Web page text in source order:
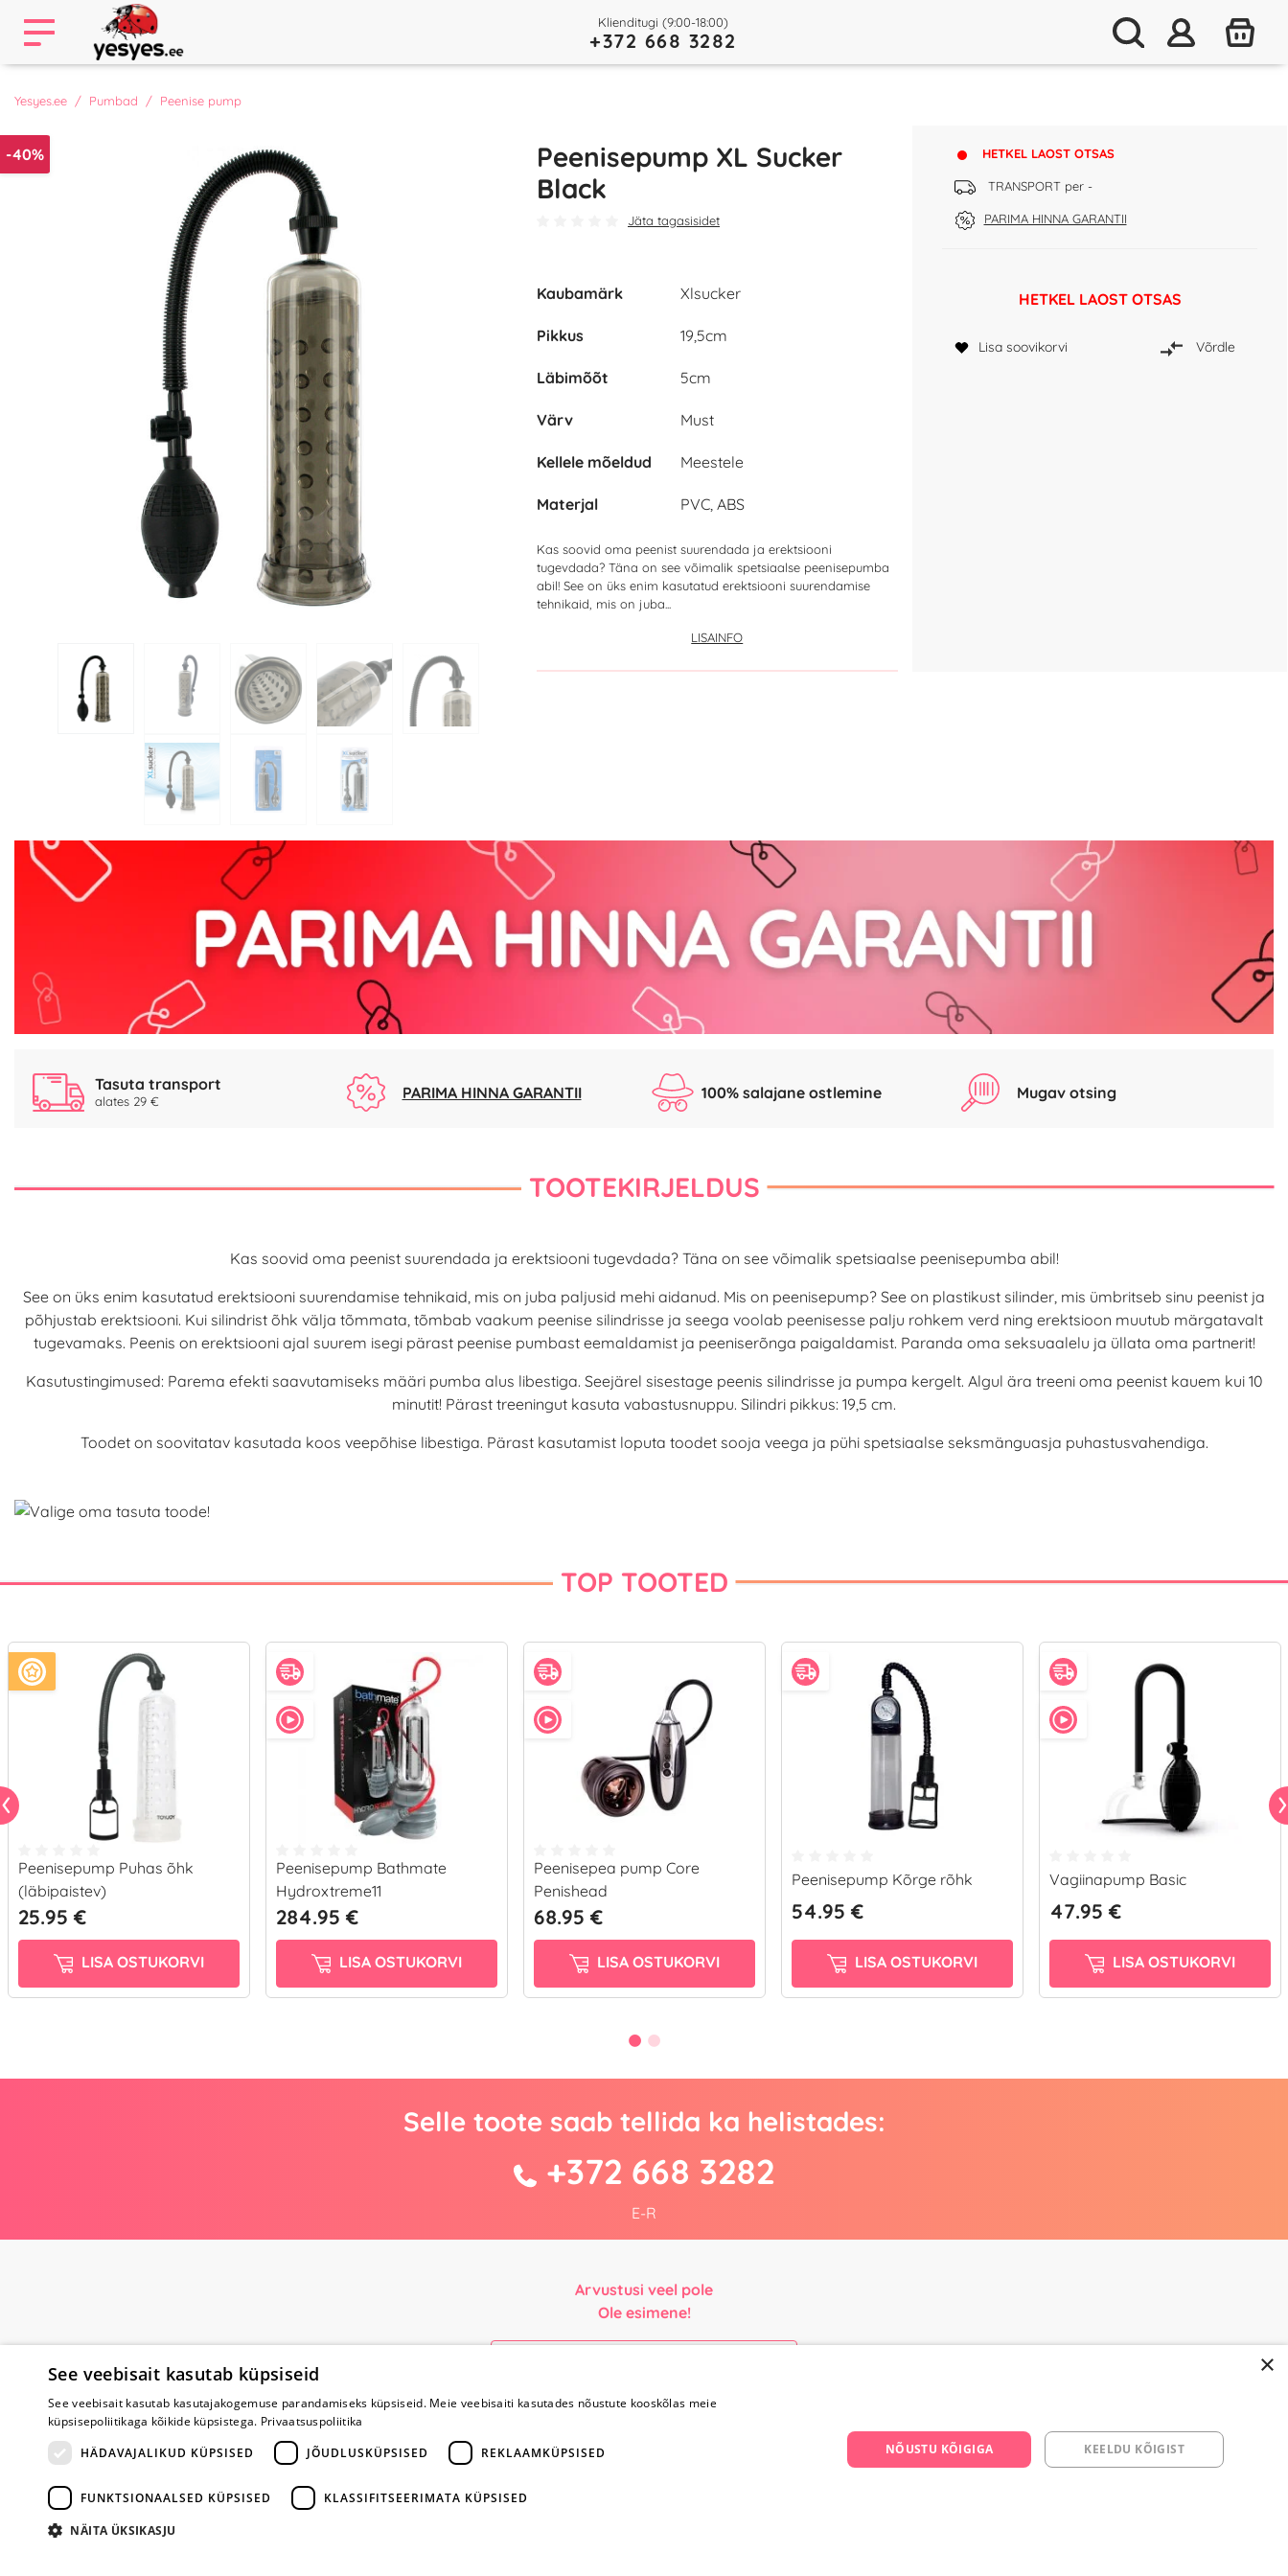
Klienditugi (9:00-18:00)
+372 668 3282
Yesyes.ee Pumbad Peenise pump
-40%
Peenisepump XL Sucker
Black
Jäta tagasisidet
HETKEL LAOST OTSAS
TRANSPORT per -
PARIMA HINNA GARANTII
Kaubamärk Xlsucker
Pikkus 19,5cm
Läbimõõt 5cm
Värv Must
Kellele mõeldud Meestele
Materjal PVC, ABS
Kas soovid oma peenist suurendada ja erektsiooni
tugevdada? Täna on see võimalik spetsiaalse peenisepumba
abil! See on üks enim kasutatud erektsiooni suurendamise
tehnikaid, mis on juba...
LISAINFO
HETKEL LAOST OTSAS
Lisa soovikorvi Võrdle
Tasuta transport
alates 29 € PARIMA HINNA GARANTII 100% salajane ostlemine Mugav otsing
TOOTEKIRJELDUS
Kas soovid oma peenist suurendada ja erektsiooni tugevdada? Täna on see võimalik spetsiaalse peenisepumba abil!
See on üks enim kasutatud erektsiooni suurendamise tehnikaid, mis on juba paljusid mehi aidanud. Mis on peenisepump? See on plastikust silinder, mis ümbritseb sinu peenist ja
põhjustab erektsiooni. Kui silindrist õhk välja tõmmata, tõmbab vaakum peenise silindrisse ja seega voolab peenisesse palju rohkem verd ning erektsioon muutub märgatavalt
tugevamaks. Peenis on erektsiooni ajal suurem isegi pärast peenise pumbast eemaldamist ja peeniserõnga paigaldamist. Paranda oma seksuaalelu ja üllata oma partnerit!
Kasutustingimused: Parema efekti saavutamiseks määri pumba alus libestiga. Seejärel sisestage peenis silindrisse ja pumpa kergelt. Algul ära treeni oma peenist kauem kui 10
minutit! Pärast treeningut kasuta vabastusnuppu. Silindri pikkus: 19,5 cm.
Toodet on soovitatav kasutada koos veepõhise libestiga. Pärast kasutamist loputa toodet sooja veega ja pühi spetsiaalse seksmänguasja puhastusvahendiga.
TOP TOOTED
Peenisepump Puhas õhk
(läbipaistev)
25.95 €
LISA OSTUKORVI
Peenisepump Bathmate
Hydroxtreme11
284.95 €
LISA OSTUKORVI
Peenisepea pump Core
Penishead
68.95 €
LISA OSTUKORVI
Peenisepump Kõrge rõhk
54.95 €
LISA OSTUKORVI
Vagiinapump Basic
47.95 €
LISA OSTUKORVI
Selle toote saab tellida ka helistades:
+372 668 3282
E-R
Arvustusi veel pole
Ole esimene!
Poe kohta
Meist
Maksmine ja
kohaletoimetamine
×
See veebisait kasutab küpsiseid
See veebisait kasutab kasutajakogemuse parandamiseks küpsiseid. Meie veebisaiti kasutades nõustute kooskõlas meie
küpsisepoliitikaga kõikide küpsistega. Privaatsuspoliitika
HÄDAVAJALIKUD KÜPSISED
JÕUDLUSKÜPSISED REKLAAMKÜPSISED
FUNKTSIONAALSED KÜPSISED KLASSIFITSEERIMATA KÜPSISED
NÄITA ÜKSIKASJU
NÕUSTU KÕIGIGA KEELDU KÕIGIST